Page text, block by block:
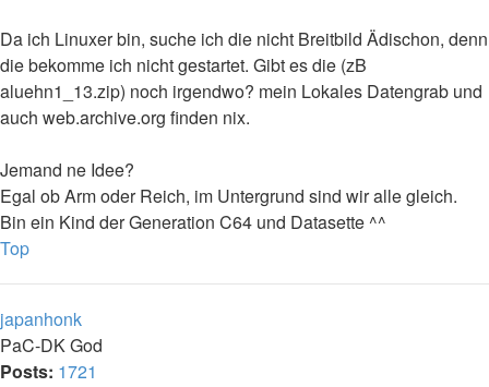
Da ich Linuxer bin, suche ich die nicht Breitbild Ädischon, denn
die bekomme ich nicht gestartet. Gibt es die (zB
aluehn1_13.zip) noch irgendwo? mein Lokales Datengrab und
auch web.archive.org finden nix.
Jemand ne Idee?
Egal ob Arm oder Reich, im Untergrund sind wir alle gleich.
Bin ein Kind der Generation C64 und Datasette ^^
Top
japanhonk
PaC-DK God
Posts: 1721